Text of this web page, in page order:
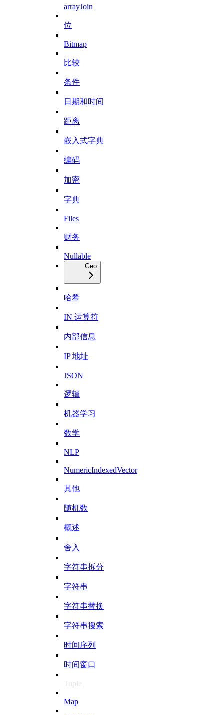
arrayJoin
位
Bitmap
比较
条件
日期和时间
距离
嵌入式字典
编码
加密
字典
Files
财务
Nullable
Geo
哈希
IN 运算符
内部信息
IP 地址
JSON
逻辑
机器学习
数学
NLP
NumericIndexedVector
其他
随机数
概述
舍入
字符串拆分
字符串
字符串替换
字符串搜索
时间序列
时间窗口
Tuple
Map